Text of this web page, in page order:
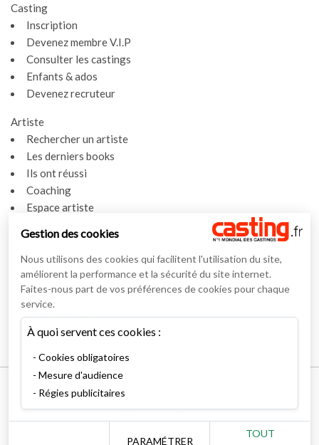
Casting
Inscription
Devenez membre V.I.P
Consulter les castings
Enfants & ados
Devenez recruteur
Artiste
Rechercher un artiste
Les derniers books
Ils ont réussi
Coaching
Espace artiste
Actualités
Actualités
Vidéos
Interviews
Nos interviews
Lexique
Conditions générales
Nous contacter
Gestion des cookies
Nous utilisons des cookies qui facilitent l'utilisation du site,
améliorent la performance et la sécurité du site internet.
Faites-nous part de vos préférences de cookies pour chaque
service.
À quoi servent ces cookies :
Cookies obligatoires
Mesure d'audience
Régies publicitaires
PARAMÉTRER
TOUT